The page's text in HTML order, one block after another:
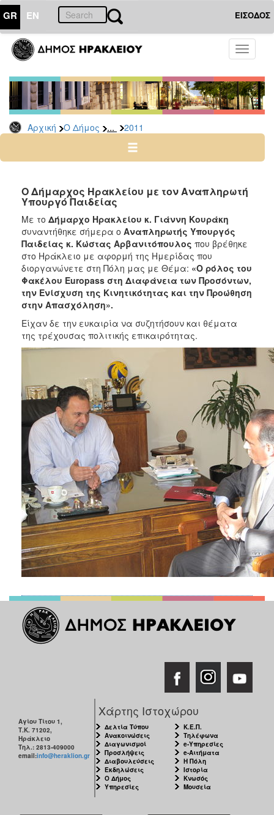
GR EN ΕΙΣΟΔΟΣ
Toggle
Αρχική Ο Δήμος ... 2011
ΔΗΜΟΣ
Δελτία
Τύπου
Αρχείο
2026
2024
2022
2021
2020
2019
2018
2017
2016
2015
2013
2011
2010
2006
ΤΟΠΟΣ
ΠΟΛΙΤΙΣΜΟΣ
ΑΝΘΕΚΤΙΚΗ
ΠΟΛΗ
O Δήμαρχος Ηρακλείου με τον Αναπληρωτή
Υπουργό Παιδείας
Με το Δήμαρχο Ηρακλείου κ. Γιάννη Κουράκη
συναντήθηκε σήμερα ο Αναπληρωτής Υπουργός
Παιδείας κ. Κώστας Αρβανιτόπουλος που βρέθηκε
στο Ηράκλειο με αφορμή της Ημερίδας που
διοργανώνετε στη Πόλη μας με Θέμα: «Ο ρόλος του
Φακέλου Europass στη Διαφάνεια των Προσόντων,
την Ενίσχυση της Κινητικότητας και την Προώθηση
στην Απασχόληση».
Είχαν δε την ευκαιρία να συζητήσουν και θέματα
της τρέχουσας πολιτικής επικαιρότητας.
Αγίου Τίτου 1,
Τ.Κ. 71202,
Ηράκλειο
Τηλ.: 2813-409000
email:info@heraklion.gr
Χάρτης Ιστοχώρου
Δελτία Τύπου
Ανακοινώσεις
Διαγωνισμοί
Προσλήψεις
Διαβουλεύσεις
Εκδηλώσεις
Ο Δήμος
Υπηρεσίες
Κ.Ε.Π.
Τηλέφωνα
e-Υπηρεσίες
e-Αιτήματα
Η Πόλη
Ιστορία
Κνωσός
Μουσεία